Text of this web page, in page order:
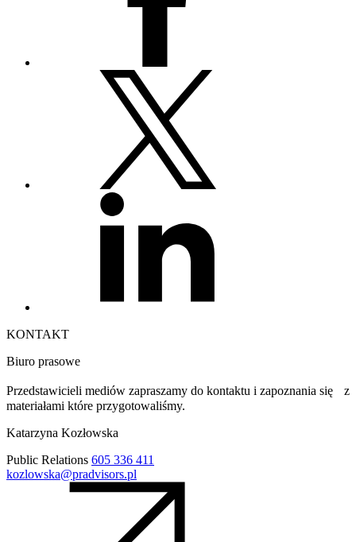
KONTAKT
Biuro prasowe
Przedstawicieli mediów zapraszamy do kontaktu i zapoznania się z
materiałami które przygotowaliśmy.
Katarzyna Kozłowska
Public Relations 605 336 411
kozlowska@pradvisors.pl